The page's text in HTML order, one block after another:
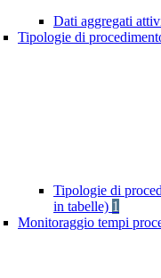
Dati aggregati
Tipologie di
Tipologie di
in tabelle) 1
Monitoraggio tempi